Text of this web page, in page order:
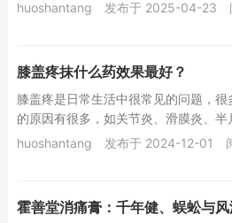
huoshantang 发布于 2025-04-23
膝盖疼抹什么药效果最好？
膝盖疼是日常生活中很常见的问题，
的原因有很多，如关节炎、滑膜炎、
况，涂抹药物是一种有效的缓解方式。
huoshantang 发布于 2024-12-01
霍善堂消痛膏：千年健、蜈蚣与